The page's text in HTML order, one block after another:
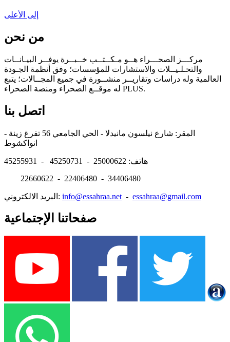
إلى الأعلى
من نحن
مركـــز الصحـــراء هــو مـكــتــب خــبــرة يوفــر البيـانــات
والتحـلـيــلات والاستشارات للمؤسسات؛ وفق أنظمة الجـودة
العالمية وله دراسات وتقاريــر منشــورة في جميع المجــالات؛ يتبع
له موقــع الصحراء ومنصة الصحراء PLUS.
اتصل بنا
المقر: شارع نيلسون مانيدلا - الحي الجامعي 56 تفرغ زينة -
هاتف: 25000622 - 45250731 - 45255931
22660622 - 22406480 - 34406480
البريد الالكتروني: info@essahraa.net - essahraa@gmail.com
صفحاتنا الإجتماعية